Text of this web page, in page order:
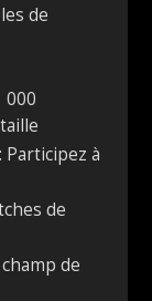
de
000
Participez à
de
de